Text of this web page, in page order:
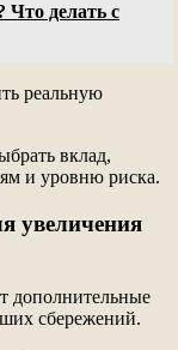
Что делать с
реальную
вклад,
и уровню риска.
увеличения
дополнительные
сбережений.